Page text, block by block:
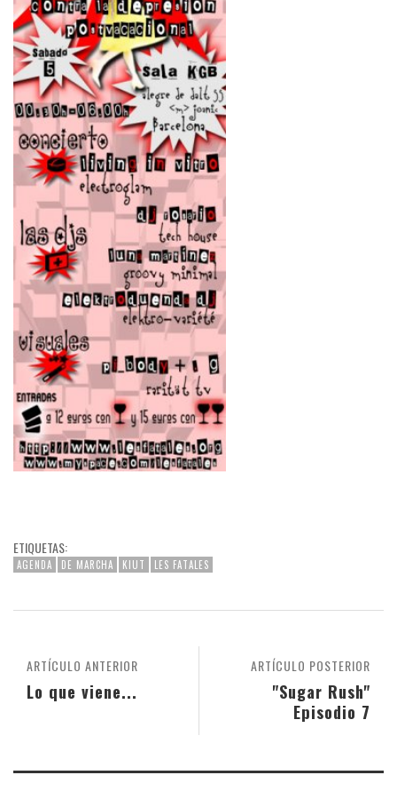
ETIQUETAS:
AGENDA DE MARCHA KIUT LES FATALES
ARTÍCULO POSTERIOR
"Sugar Rush"
Episodio 7
ARTÍCULO ANTERIOR
Lo que viene...